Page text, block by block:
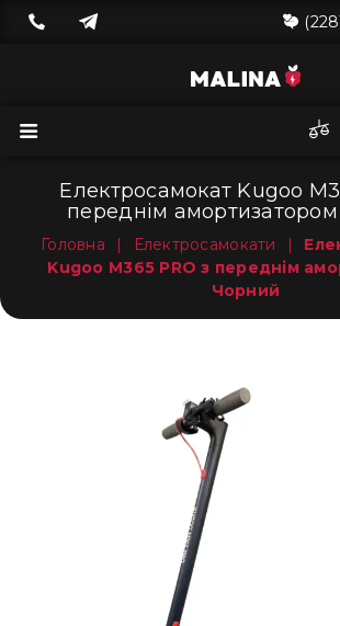
Електросамокат Kugoo
переднім
Головна | Електросамокати |
Kugoo M365 PRO з переднім
Чорний